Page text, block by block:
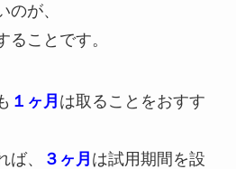
のが、
ることです。
１ヶ月 は取ることをおすす
、
３ヶ月 は試用期間を設